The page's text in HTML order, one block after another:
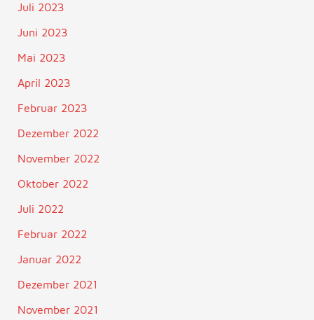
Juli 2023
Juni 2023
Mai 2023
April 2023
Februar 2023
Dezember 2022
November 2022
Oktober 2022
Juli 2022
Februar 2022
Januar 2022
Dezember 2021
November 2021